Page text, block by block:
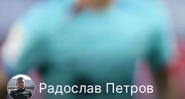
Радослав Петров